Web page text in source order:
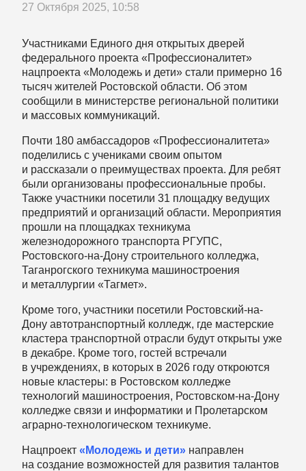
27 Октября 2025, 10:58
Участниками Единого дня открытых дверей
федерального проекта «Профессионалитет»
нацпроекта «Молодежь и дети» стали примерно 16
тысяч жителей Ростовской области. Об этом
сообщили в министерстве региональной политики
и массовых коммуникаций.
Почти 180 амбассадоров «Профессионалитета»
поделились с учениками своим опытом
и рассказали о преимуществах проекта. Для ребят
были организованы профессиональные пробы.
Также участники посетили 31 площадку ведущих
предприятий и организаций области. Мероприятия
прошли на площадках техникума
железнодорожного транспорта РГУПС,
Ростовского-на-Дону строительного колледжа,
Таганрогского техникума машиностроения
и металлургии «Тагмет».
Кроме того, участники посетили Ростовский-на-
Дону автотранспортный колледж, где мастерские
кластера транспортной отрасли будут открыты уже
в декабре. Кроме того, гостей встречали
в учреждениях, в которых в 2026 году откроются
новые кластеры: в Ростовском колледже
технологий машиностроения, Ростовском-на-Дону
колледже связи и информатики и Пролетарском
аграрно-технологическом техникуме.
Нацпроект «Молодежь и дети» направлен
на создание возможностей для развития талантов